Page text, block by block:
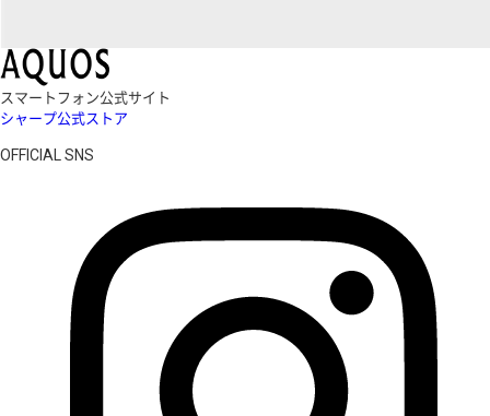
スマートフォン公式サイト
シャープ公式ストア
OFFICIAL SNS